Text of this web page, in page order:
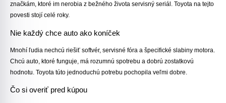
značkám, ktoré im nerobia z bežného života servisný seriál. Toyota na tejto
povesti stojí celé roky.
Nie každý chce auto ako koníček
Mnohí ľudia nechcú riešiť softvér, servisné fóra a špecifické slabiny motora.
Chcú auto, ktoré funguje, má rozumnú spotrebu a dobrú zostatkovú
hodnotu. Toyota túto jednoduchú potrebu pochopila veľmi dobre.
Čo si overiť pred kúpou